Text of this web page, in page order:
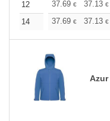
12
37.69 € 37.13 €
14
37.69 € 37.13 €
Azur